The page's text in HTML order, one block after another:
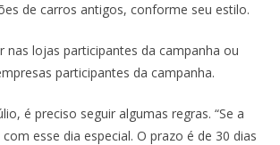
de carros antigos, conforme seu estilo.
nas lojas participantes da campanha ou
participantes da campanha.
é preciso seguir algumas regras. “Se a
esse dia especial. O prazo é de 30 dias